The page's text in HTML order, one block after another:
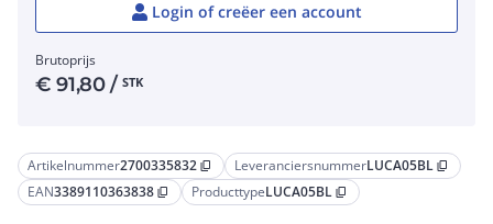
Artikelnummer2700335832 content_copy LeveranciersnummerLUCA05BL content_copy
EAN3389110363838 content_copy ProducttypeLUCA05BL content_copy
Login of creëer een account
Brutoprijs
€91,80/ STK